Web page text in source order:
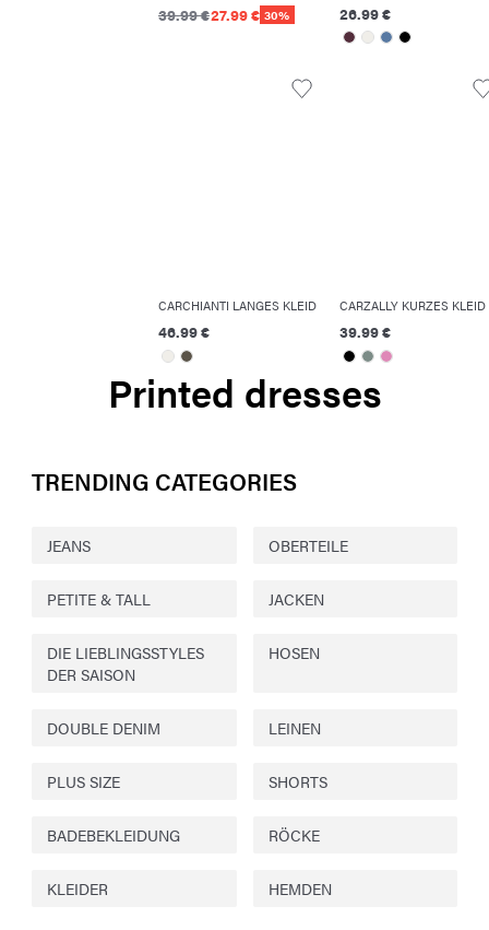
39.99 €27.99 € 30% 26.99 €
CARCHIANTI LANGES KLEID
46.99 €
CARZALLY KURZES KLEID
39.99 €
Printed dresses
TRENDING CATEGORIES
JEANS OBERTEILE
PETITE & TALL JACKEN
DIE LIEBLINGSSTYLES
DER SAISON
HOSEN
DOUBLE DENIM LEINEN
PLUS SIZE SHORTS
BADEBEKLEIDUNG RÖCKE
KLEIDER HEMDEN